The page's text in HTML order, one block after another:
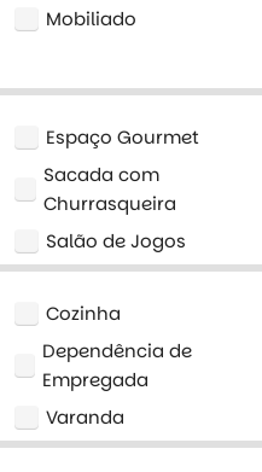
Mobiliado
Espaço Gourmet
Sacada com
Churrasqueira
Salão de Jogos
Cozinha
Dependência de
Empregada
Varanda